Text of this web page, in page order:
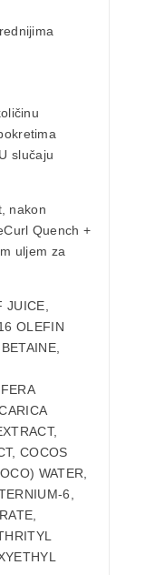
a
slučaju
nakon
Quench +
uljem za
JUICE,
OLEFIN
COCOS
WATER,
6,